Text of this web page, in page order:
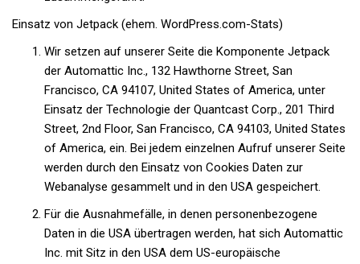
Einsatz von Jetpack (ehem. WordPress.com-Stats)
Wir setzen auf unserer Seite die Komponente Jetpack
der Automattic Inc., 132 Hawthorne Street, San
Francisco, CA 94107, United States of America, unter
Einsatz der Technologie der Quantcast Corp., 201 Third
Street, 2nd Floor, San Francisco, CA 94103, United States
of America, ein. Bei jedem einzelnen Aufruf unserer Seite
werden durch den Einsatz von Cookies Daten zur
Webanalyse gesammelt und in den USA gespeichert.
Für die Ausnahmefälle, in denen personenbezogene
Daten in die USA übertragen werden, hat sich Automattic
Inc. mit Sitz in den USA dem US-europäische